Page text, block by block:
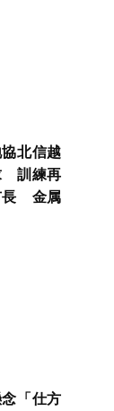
北信越
訓練再
長 金属
「仕方